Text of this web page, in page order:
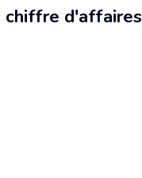
chiffre d'affaires